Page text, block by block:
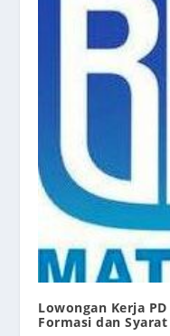
Lowongan Kerja
Formasi dan